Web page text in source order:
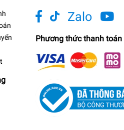
Zalo
Phương thức thanh toán